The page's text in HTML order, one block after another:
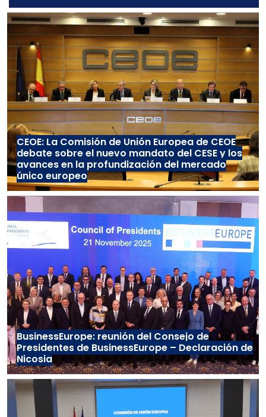
CEOE: La Comisión de Unión Europea de CEOE
debate sobre el nuevo mandato del CESE y los
avances en la profundización del mercado
único europeo
BusinessEurope: reunión del Consejo de
Presidentes de BusinessEurope – Declaración de
Nicosia